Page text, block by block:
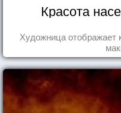
Красота
Художница